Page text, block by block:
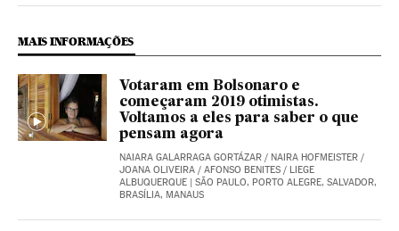
MAIS INFORMAÇÕES
Votaram em Bolsonaro e
começaram 2019 otimistas.
Voltamos a eles para saber o que
pensam agora
NAIARA GALARRAGA GORTÁZAR / NAIRA HOFMEISTER /
JOANA OLIVEIRA / AFONSO BENITES / LIEGE
ALBUQUERQUE | SÃO PAULO, PORTO ALEGRE, SALVADOR,
BRASÍLIA, MANAUS